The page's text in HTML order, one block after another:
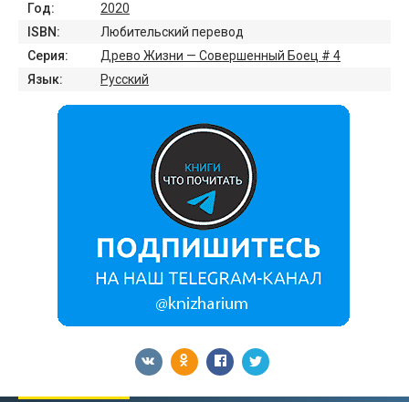
Год:
2020
ISBN:
Любительский перевод
Серия:
Древо Жизни — Совершенный Боец # 4
Язык:
Русский